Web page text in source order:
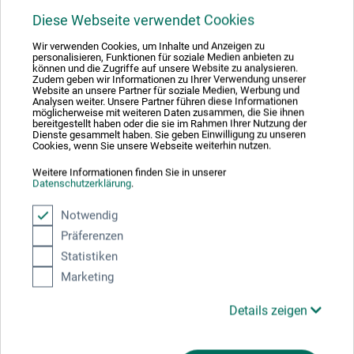
Diese Webseite verwendet Cookies
Wir verwenden Cookies, um Inhalte und Anzeigen zu
personalisieren, Funktionen für soziale Medien anbieten zu
können und die Zugriffe auf unsere Website zu analysieren.
Zudem geben wir Informationen zu Ihrer Verwendung unserer
Website an unsere Partner für soziale Medien, Werbung und
Analysen weiter. Unsere Partner führen diese Informationen
möglicherweise mit weiteren Daten zusammen, die Sie ihnen
bereitgestellt haben oder die sie im Rahmen Ihrer Nutzung der
Dienste gesammelt haben. Sie geben Einwilligung zu unseren
Cookies, wenn Sie unsere Webseite weiterhin nutzen.
Weitere Informationen finden Sie in unserer
Datenschutzerklärung.
Notwendig
Präferenzen
Statistiken
Marketing
Details zeigen
diesem Produkt.
boesner GmbH distribution + logistics
Liegnitzer Str. 17
58454 Witten
DE
info.dl@boesner.com
Kunden kauften auch